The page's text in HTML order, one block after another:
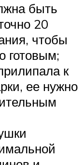
быть
20
чтобы
готовым;
к
ее нужно